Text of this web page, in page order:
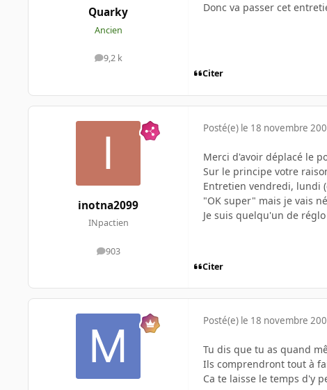
Quarky
Ancien
9,2 k
messages
Donc va passer cet
Citer
inotna2099
INpactien
903
messages
Posté(e) le 18 novembre
Merci d'avoir déplacé le
Sur le principe votre
Entretien vendredi, lundi
"OK super" mais je vais
Je suis quelqu'un de
Citer
Posté(e) le 18 novembre
Tu dis que tu as quand
Ils comprendront tout à
Ca te laisse le temps d'y